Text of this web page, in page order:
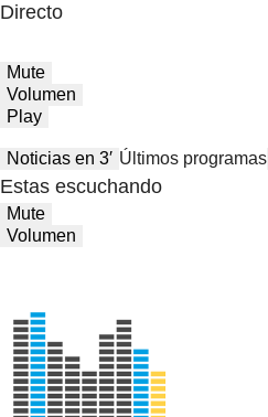
Directo
Mute
Volumen
Play
Noticias en 3′ Últimos programas
Estas escuchando
Mute
Volumen